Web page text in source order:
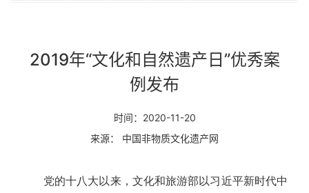
2019年“文化和自然遗产日”优秀案
例发布
时间：2020-11-20
来源： 中国非物质文化遗产网
党的十八大以来，文化和旅游部以习近平新时代中